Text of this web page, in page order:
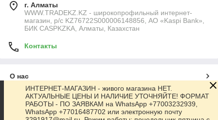
г. Алматы
WWW.TRADEKZ.KZ - широкопрофильный интернет-
магазин, р/с KZ76722S000006148856, АО «Kaspi Bank»,
БИК CASPKZKA, Алматы, Казахстан
Контакты
О нас
Контакты
ИНТЕРНЕТ-МАГАЗИН - живого магазина НЕТ.
АКТУАЛЬНЫЕ ЦЕНЫ И НАЛИЧИЕ УТОЧНЯЙТЕ! ФОРМАТ
РАБОТЫ - ПО ЗАЯВКАМ на WhatsApp +77003232939,
WhatsApp +77016487702 или электронную почту